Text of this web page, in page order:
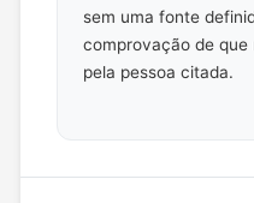
sem uma fonte
comprovação de
pela pessoa citada.